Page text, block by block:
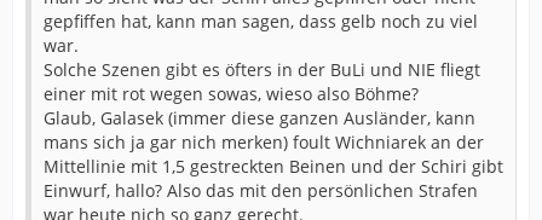
gepfiffen hat, kann man sagen, dass gelb noch zu viel
war.
Solche Szenen gibt es öfters in der BuLi und NIE fliegt
einer mit rot wegen sowas, wieso also Böhme?
Glaub, Galasek (immer diese ganzen Ausländer, kann
mans sich ja gar nich merken) foult Wichniarek an der
Mittellinie mit 1,5 gestreckten Beinen und der Schiri gibt
Einwurf, hallo? Also das mit den persönlichen Strafen
war heute nich so ganz gerecht.